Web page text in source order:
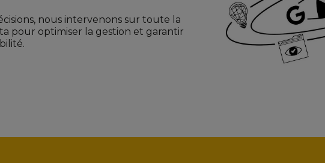
nous intervenons sur toute la
pour optimiser la gestion et garantir